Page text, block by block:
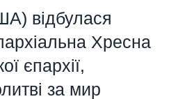
відбулася
Хресна
єпархії,
за мир